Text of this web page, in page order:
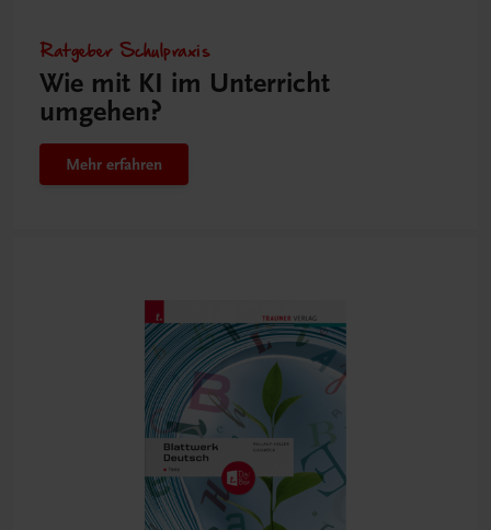
Ratgeber Schulpraxis
Wie mit KI im Unterricht
umgehen?
Mehr erfahren